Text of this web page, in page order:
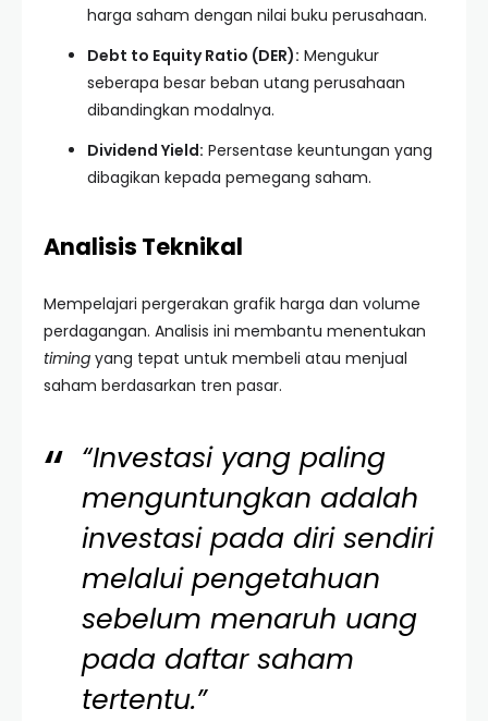
harga saham dengan nilai buku perusahaan.
Debt to Equity Ratio (DER): Mengukur
seberapa besar beban utang perusahaan
dibandingkan modalnya.
Dividend Yield: Persentase keuntungan yang
dibagikan kepada pemegang saham.
Analisis Teknikal
Mempelajari pergerakan grafik harga dan volume
perdagangan. Analisis ini membantu menentukan
timing yang tepat untuk membeli atau menjual
saham berdasarkan tren pasar.
“Investasi yang paling
menguntungkan adalah
investasi pada diri sendiri
melalui pengetahuan
sebelum menaruh uang
pada daftar saham
tertentu.”